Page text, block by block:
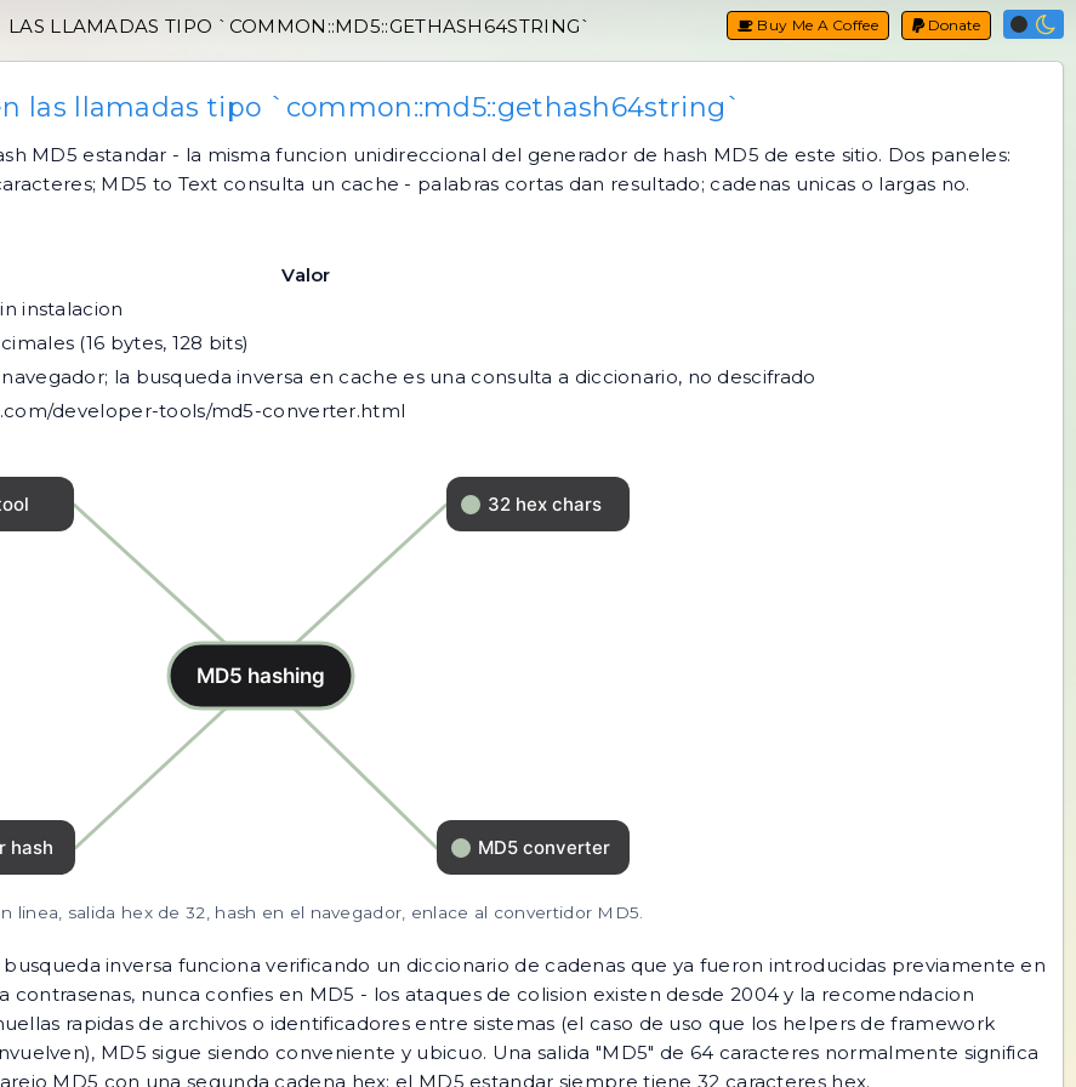
Donate
Buy Me A Coffee
LLAMADAS TIPO `COMMON::MD5::GETHASH64STRING`
las llamadas tipo `common::md5::gethash64string`
MD5 estandar - la misma funcion unidireccional del generador de hash MD5 de este sitio. Dos paneles:
MD5 to Text consulta un cache - palabras cortas dan resultado; cadenas unicas o largas no.
Valor
instalacion
(16 bytes, 128 bits)
la busqueda inversa en cache es una consulta a diccionario, no descifrado
developer-tools/md5-converter.html
linea, salida hex de 32, hash en el navegador, enlace al convertidor MD5.
inversa funciona verificando un diccionario de cadenas que ya fueron introducidas previamente en
nunca confies en MD5 - los ataques de colision existen desde 2004 y la recomendacion
rapidas de archivos o identificadores entre sistemas (el caso de uso que los helpers de framework
MD5 sigue siendo conveniente y ubicuo. Una salida "MD5" de 64 caracteres normalmente significa
MD5 con una segunda cadena hex; el MD5 estandar siempre tiene 32 caracteres hex.